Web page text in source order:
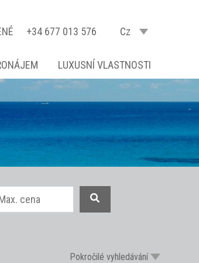
+34 677 013 576 Cz
LUXUSNÍ VLASTNOSTI
Pokročilé vyhledávání